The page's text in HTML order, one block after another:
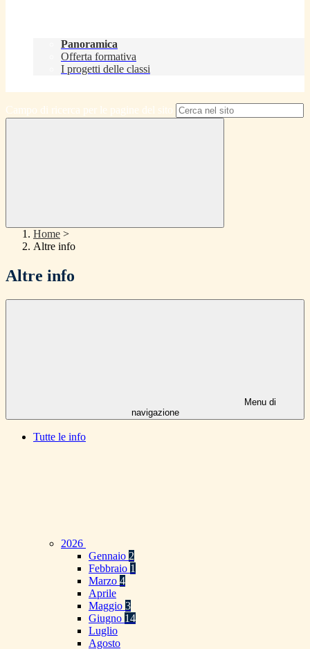
Panoramica
Offerta formativa
I progetti delle classi
Campo di ricerca per le pagine del sito
Home >
Altre info
Altre info
Menu di
navigazione
Tutte le info
2026
Gennaio 2
Febbraio 1
Marzo 4
Aprile
Maggio 3
Giugno 14
Luglio
Agosto